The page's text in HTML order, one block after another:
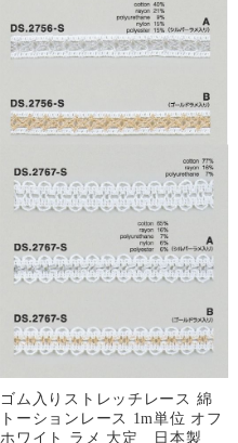
ゴム入りストレッチレース 綿
トーションレース 1m単位 オフ
ホワイト ラメ 大定 日本製